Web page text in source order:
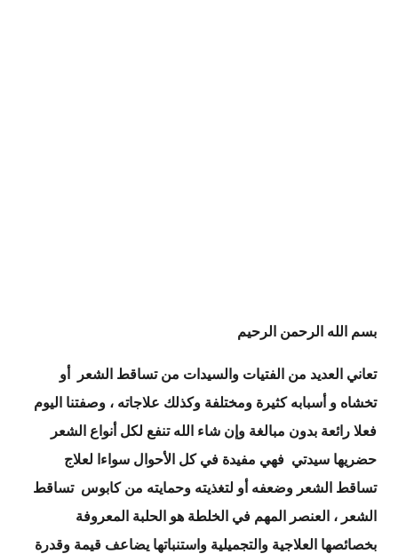
بسم الله الرحمن الرحيم
تعاني العديد من الفتيات والسيدات من تساقط الشعر أو
تخشاه و أسبابه كثيرة ومختلفة وكذلك علاجاته ، وصفتنا اليوم
فعلا رائعة بدون مبالغة وإن شاء الله تنفع لكل أنواع الشعر
حضريها سيدتي فهي مفيدة في كل الأحوال سواءا لعلاج
تساقط الشعر وضعفه أو لتغذيته وحمايته من كابوس تساقط
الشعر ، العنصر المهم في الخلطة هو الحلبة المعروفة
بخصائصها العلاجية والتجميلية واستنباتها يضاعف قيمة وقدرة